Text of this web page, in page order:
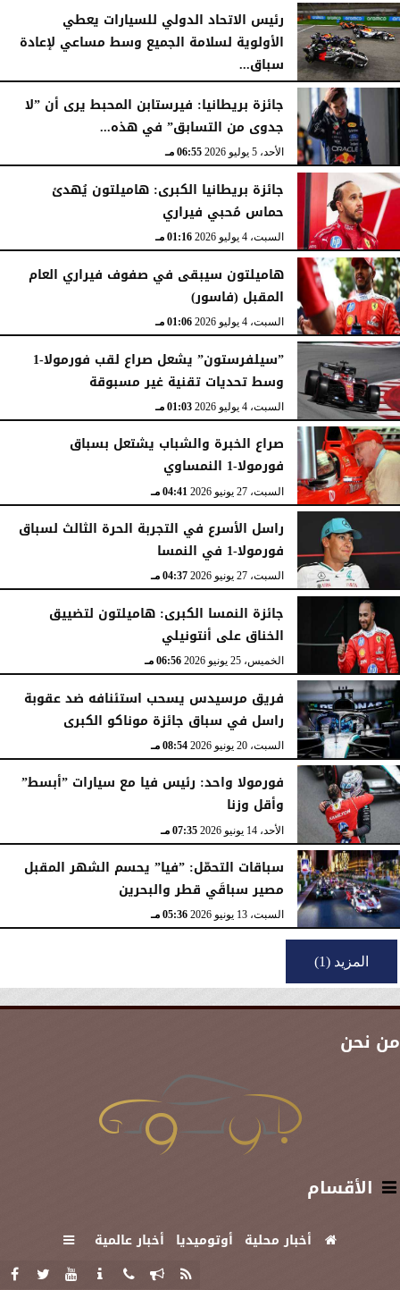
رئيس الاتحاد الدولي للسيارات يعطي
الأولوية لسلامة الجميع وسط مساعي لإعادة
سباق...
الثلاثاء، 7 يوليو 2026 05:39 مـ
جائزة بريطانيا: فيرستابن المحبط يرى أن ”لا
جدوى من التسابق” في هذه...
الأحد، 5 يوليو 2026 06:55 مـ
جائزة بريطانيا الكبرى: هاميلتون يُهدئ
حماس مُحبي فيراري
السبت، 4 يوليو 2026 01:16 مـ
هاميلتون سيبقى في صفوف فيراري العام
المقبل (فاسور)
السبت، 4 يوليو 2026 01:06 مـ
”سيلفرستون” يشعل صراع لقب فورمولا-1
وسط تحديات تقنية غير مسبوقة
السبت، 4 يوليو 2026 01:03 مـ
صراع الخبرة والشباب يشتعل بسباق
فورمولا-1 النمساوي
السبت، 27 يونيو 2026 04:41 مـ
راسل الأسرع في التجربة الحرة الثالث لسباق
فورمولا-1 في النمسا
السبت، 27 يونيو 2026 04:37 مـ
جائزة النمسا الكبرى: هاميلتون لتضييق
الخناق على أنتونيلي
الخميس، 25 يونيو 2026 06:56 مـ
فريق مرسيدس يسحب استئنافه ضد عقوبة
راسل في سباق جائزة موناكو الكبرى
السبت، 20 يونيو 2026 08:54 مـ
فورمولا واحد: رئيس فيا مع سيارات ”أبسط”
وأقل وزنا
الأحد، 14 يونيو 2026 07:35 مـ
سباقات التحمّل: ”فيا” يحسم الشهر المقبل
مصير سباقَي قطر والبحرين
السبت، 13 يونيو 2026 05:36 مـ
المزيد (1)
من نحن
الأقسام
أخبار محلية أوتوميديا أخبار عالمية